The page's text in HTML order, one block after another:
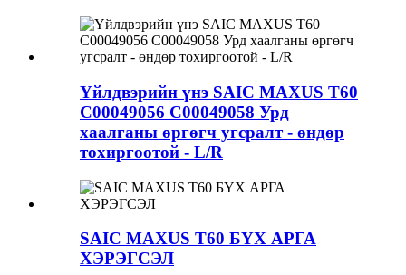
Үйлдвэрийн үнэ SAIC MAXUS T60
C00049056 C00049058 Урд
хаалганы өргөгч угсралт - өндөр
тохиргоотой - L/R
SAIC MAXUS T60 БҮХ АРГА
ХЭРЭГСЭЛ